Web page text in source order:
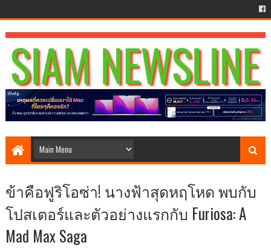
ข้าคือฟูริโอซ่า! นางฟ้าสุดหฤโหด พบกับ
โปสเตอร์และตัวอย่างแรกกับ Furiosa: A
Mad Max Saga